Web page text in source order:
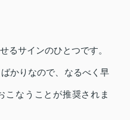
るサインのひとつです。
かりなので、なるべく早
こなうことが推奨されま